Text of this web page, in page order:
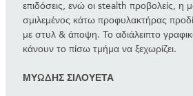
επιδόσεις, ενώ οι stealth προβολείς, η
σμιλεμένος κάτω προφυλακτήρας
με στυλ & άποψη. Το αδιάλειπτο
κάνουν το πίσω τμήμα να ξεχωρίζει.
ΜΥΩΔΗΣ ΣΙΛΟΥΕΤΑ